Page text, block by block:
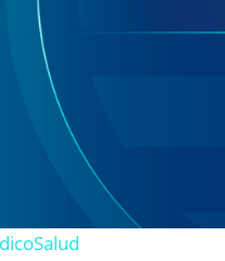
Salud